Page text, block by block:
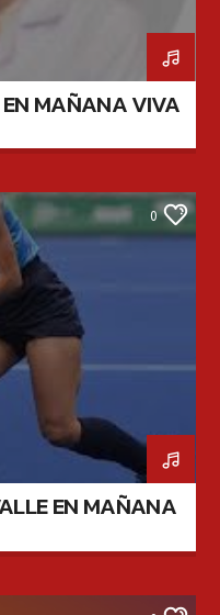
MAÑANA VIVA
0
EN MAÑANA